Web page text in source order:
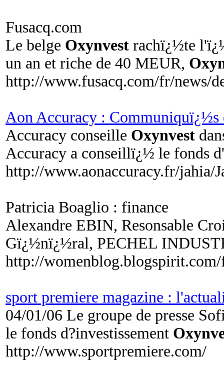
Fusacq.com
Le belge Oxynvest rachï¿½te
un an et riche de 40 MEUR,
http://www.fusacq.com/fr/news/
Aon Accuracy : Communiquï¿½s
Accuracy conseille Oxynvest
Accuracy a conseillï¿½ le fonds
http://www.aonaccuracy.fr/jahia/
Patricia Boaglio : finance
Alexandre EBIN, Resonsable
Gï¿½nï¿½ral, PECHEL
http://
sport premiere magazine :
04/01/06 Le groupe de presse
le fonds d?investissement
http://www.sportpremiere.com/